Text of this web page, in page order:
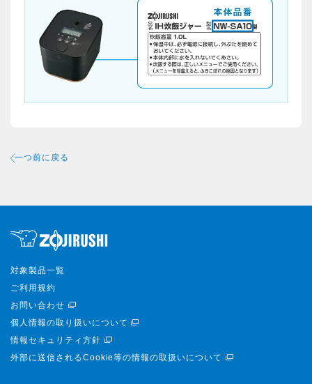
一つ前に戻る
対象製品一覧
ご利用規約
お問い合わせ
個人情報の取り扱いについて
情報セキュリティ方針
外部に送信されるCookie等の情報の取扱いについて